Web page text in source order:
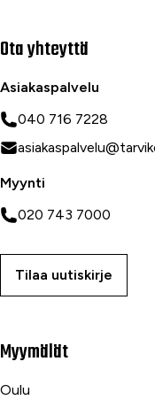
Ota yhteyttä
Asiakaspalvelu
040 716 7228
Myynti
020 743 7000
Tilaa uutiskirje
Myymälät
Oulu